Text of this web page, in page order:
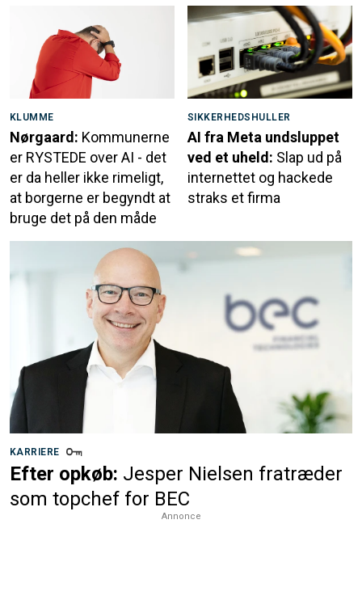
KLUMME
Nørgaard: Kommunerne
er RYSTEDE over AI - det
er da heller ikke rimeligt,
at borgerne er begyndt at
bruge det på den måde
SIKKERHEDSHULLER
AI fra Meta undsluppet
ved et uheld: Slap ud på
internettet og hackede
straks et firma
KARRIERE
Efter opkøb: Jesper Nielsen fratræder
som topchef for BEC
Annonce